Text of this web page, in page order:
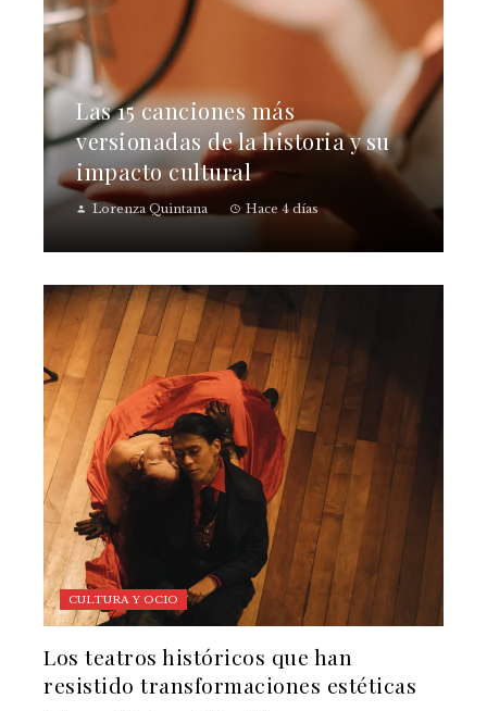
Las 15 canciones más
versionadas de la historia y su
impacto cultural
Lorenza Quintana Hace 4 días
CULTURA Y OCIO
Los teatros históricos que han
resistido transformaciones estéticas